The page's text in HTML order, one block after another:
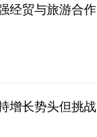
经贸与旅游合作
增长势头但挑战